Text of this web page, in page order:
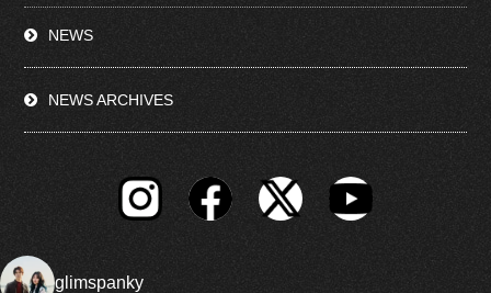
NEWS
NEWS ARCHIVES
glimspanky